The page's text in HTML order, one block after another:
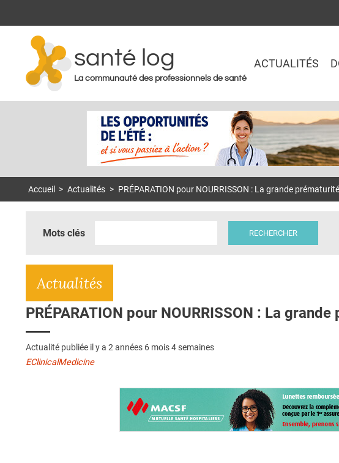
santé log
La communauté des professionnels de santé
ACTUALITÉS
Accueil > Actualités > PRÉPARATION pour NOURRISSON : La grande
Mots clés
Actualités
PRÉPARATION pour NOURRISSON : La
Actualité publiée il y a 2 années 6 mois 4 semaines
EClinicalMedicine